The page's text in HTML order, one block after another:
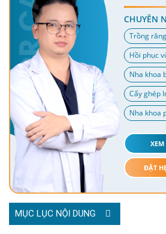
CHUYÊN
Trồng
Hồi phục
Nha khoa
Cấy ghép
Nha khoa
XEM
ĐẶT
MỤC LỤC NỘI DUNG